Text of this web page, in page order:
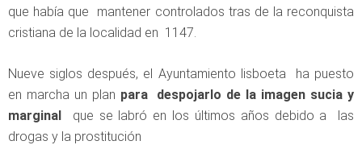
que había que mantener controlados tras de la reconquista
cristiana de la localidad en 1147.
Nueve siglos después, el Ayuntamiento lisboeta ha puesto
en marcha un plan para despojarlo de la imagen sucia y
marginal que se labró en los últimos años debido a las
drogas y la prostitución